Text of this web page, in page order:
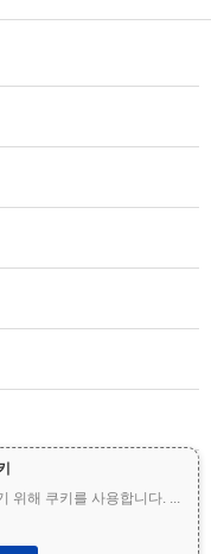
위해 쿠키를 사용합니다. ...
위험을 수반합니다. 투자금의
정보는 정보 제공 목적으로만 제
결정을 내리기 전에 항상 직접 조